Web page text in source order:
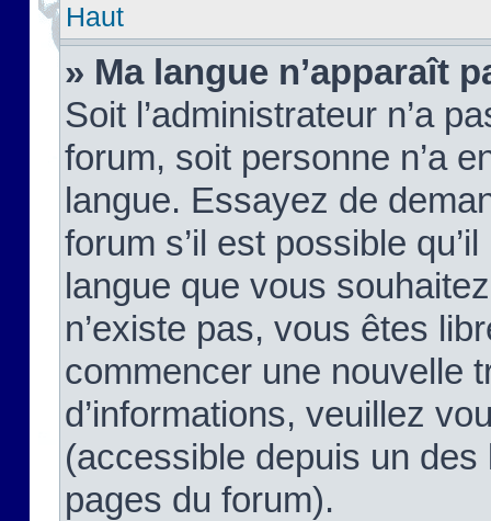
Haut
» Ma langue n’apparaît
Soit l’administrateur n’a
forum, soit personne n’a
langue. Essayez de
forum s’il est possible
langue que vous
n’existe pas, vous êtes
commencer une nouvelle
d’informations, veuillez
(accessible depuis un
pages du forum).